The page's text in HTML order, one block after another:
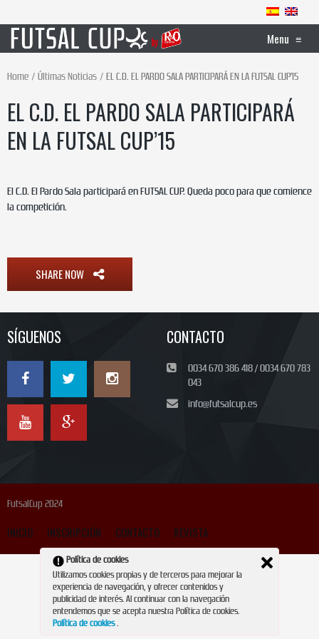
Menu ≡
Home Últimas Noticias EL C.D. EL PARDO SALA PARTICIPARÁ EN LA FUTSAL CUP’15
EL C.D. EL PARDO SALA PARTICIPARÁ
EN LA FUTSAL CUP’15
El C.D. El Pardo Sala participará en FUTSAL CUP. Queda poco para que comience
la competición.
SHARE NOW
SÍGUENOS CONTACTO
0034 670 386 418 / 0034 670 783
043
info@futsalcup.es
FutsalCup 2024
INICIO INSCRIPCIÓN CONTACTO REVISTA
Política de cookies
Utilizamos cookies propias y de terceros para mejorar la
experiencia de navegación, y ofrecer contenidos y
publicidad de interés. Al continuar con la navegación
entendemos que se acepta nuestra Política de cookies.
Política de cookies.